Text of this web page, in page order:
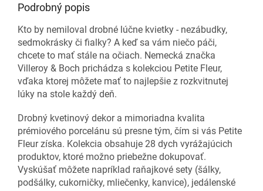
Podrobný popis
Kto by nemiloval drobné lúčne kvietky - nezábudky,
sedmokrásky či fialky? A keď sa vám niečo páči,
chcete to mať stále na očiach. Nemecká značka
Villeroy & Boch prichádza s kolekciou Petite Fleur,
vďaka ktorej môžete mať to najlepšie z rozkvitnutej
lúky na stole každý deň.
Drobný kvetinový dekor a mimoriadna kvalita
prémiového porcelánu sú presne tým, čím si vás Petite
Fleur získa. Kolekcia obsahuje 28 dych vyrážajúcich
produktov, ktoré možno priebežne dokupovať.
Vyskúšať môžete napríklad raňajkové sety (šálky,
podšálky, cukorničky, mliečenky, kanvice), jedálenské